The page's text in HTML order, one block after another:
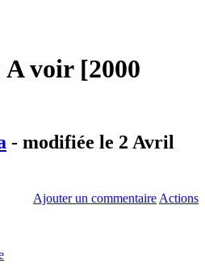
voir [2000
- modifiée le 2 Avril
Ajouter un commentaire Actions